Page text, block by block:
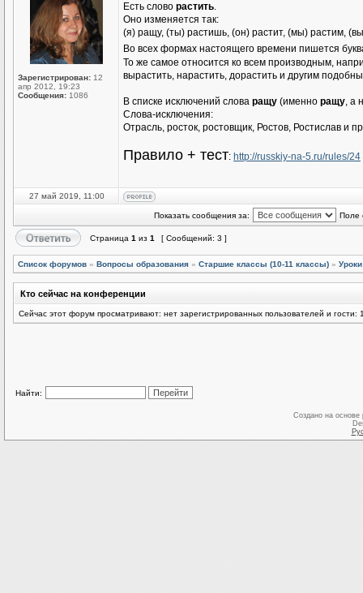
Зарегистрирован: 12
апр 2012, 19:23
Сообщения: 1086
Есть слово растить.
Оно изменяется так:
(я) ращу, (ты) растишь, (он) растит, (мы) растим,
Во всех формах настоящего времени пишется
То же самое относится ко всем производным,
вырастить, нарастить, дорастить и другим
В списке исключений слова ращу (именно ращу, а
Слова-исключения:
Отрасль, росток, ростовщик, Ростов, Ростислав и
Правило + тест: http://russkiy-na-5.ru/rules/24
27 май 2019, 11:00
Показать сообщения за: Поле
Страница 1 из 1 [ Сообщений: 3 ]
Список форумов » Вопросы образования » Старшие классы (10-11 классы) »
Кто сейчас на конференции
Сейчас этот форум просматривают: нет зарегистрированных пользователей и гости:
Найти:
Создано на основе